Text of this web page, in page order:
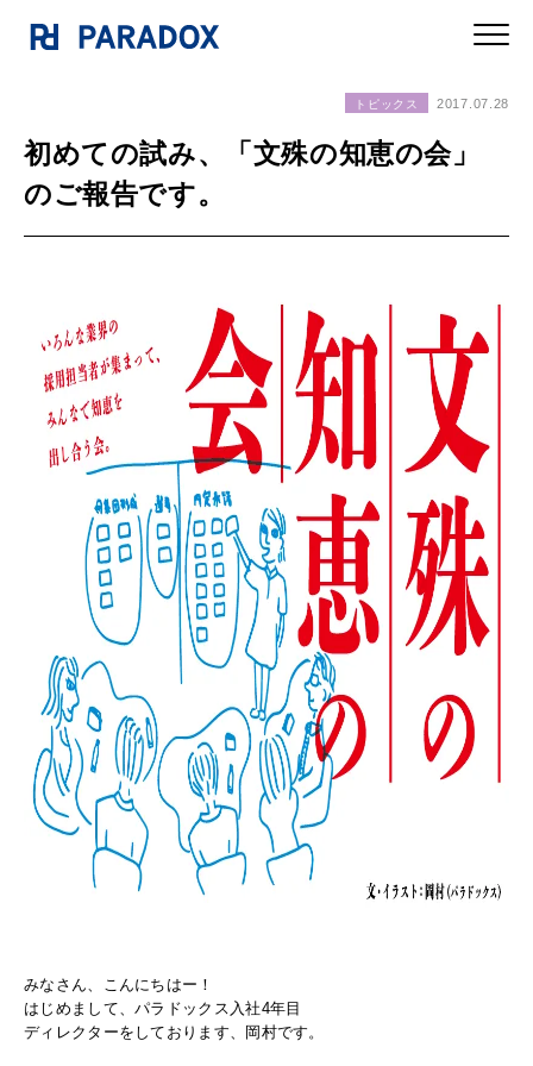
トピックス 2017.07.28
初めての試み、「文殊の知恵の会」
のご報告です。
みなさん、こんにちはー！
はじめまして、パラドックス入社4年目
ディレクターをしております、岡村です。